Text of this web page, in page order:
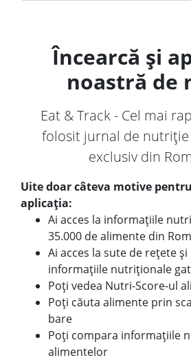
Încearcă și
noastră de
Eat & Track - Cel mai
folosit jurnal de
exclusiv din
Uite doar câteva motive
aplicația:
Ai acces la informațiile
35.000 de alimente din
Ai acces la sute de rețete
informațiile nutriționale
Poți vedea Nutri-Score-ul
Poți căuta alimente prin
bare
Poți compara informațiile
alimentelor